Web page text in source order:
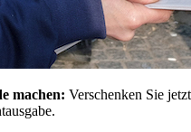
machen: Verschenken Sie